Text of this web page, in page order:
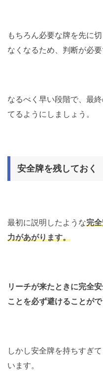
もちろん必要な牌を先に
なくなるため、判断が必要
なるべく早い段階で、最
てるようにしましょう。
安全牌を残しておく
最初に説明したような完
力があがります。
リーチが来たときに完全
ことを必ず避けることがで
しかし安全牌を持ちすぎ
います。